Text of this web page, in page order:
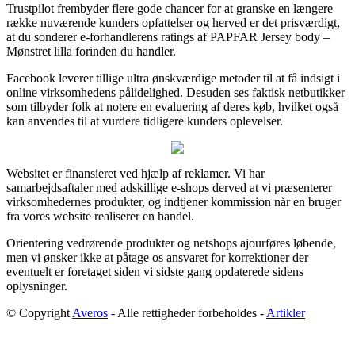
Trustpilot frembyder flere gode chancer for at granske en længere
række nuværende kunders opfattelser og herved er det prisværdigt,
at du sonderer e-forhandlerens ratings af PAPFAR Jersey body –
Mønstret lilla forinden du handler.
Facebook leverer tillige ultra ønskværdige metoder til at få indsigt i
online virksomhedens pålidelighed. Desuden ses faktisk netbutikker
som tilbyder folk at notere en evaluering af deres køb, hvilket også
kan anvendes til at vurdere tidligere kunders oplevelser.
Websitet er finansieret ved hjælp af reklamer. Vi har
samarbejdsaftaler med adskillige e-shops derved at vi præsenterer
virksomhedernes produkter, og indtjener kommission når en bruger
fra vores website realiserer en handel.
Orientering vedrørende produkter og netshops ajourføres løbende,
men vi ønsker ikke at påtage os ansvaret for korrektioner der
eventuelt er foretaget siden vi sidste gang opdaterede sidens
oplysninger.
© Copyright Averos - Alle rettigheder forbeholdes - Artikler